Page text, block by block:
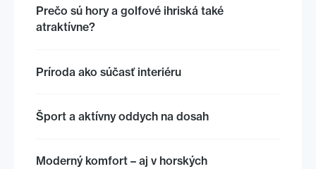
Prečo sú hory a golfové ihriská také
atraktívne?
Príroda ako súčasť interiéru
Šport a aktívny oddych na dosah
Moderný komfort – aj v horských